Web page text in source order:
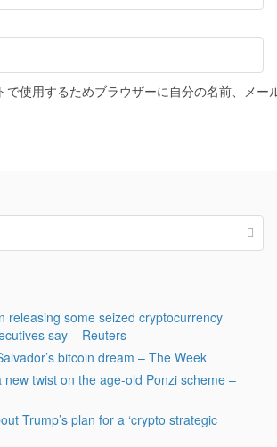
で使用するためブラウザーに自分の名前、メー
releasing some seized cryptocurrency
say – Reuters
bitcoin dream – The Week
twist on the age-old Ponzi scheme –
Trump’s plan for a ‘crypto strategic